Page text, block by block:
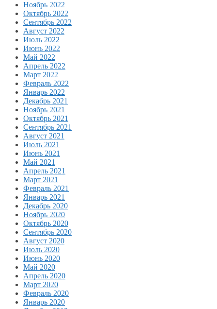
Ноябрь 2022
Октябрь 2022
Сентябрь 2022
Август 2022
Июль 2022
Июнь 2022
Май 2022
Апрель 2022
Март 2022
Февраль 2022
Январь 2022
Декабрь 2021
Ноябрь 2021
Октябрь 2021
Сентябрь 2021
Август 2021
Июль 2021
Июнь 2021
Май 2021
Апрель 2021
Март 2021
Февраль 2021
Январь 2021
Декабрь 2020
Ноябрь 2020
Октябрь 2020
Сентябрь 2020
Август 2020
Июль 2020
Июнь 2020
Май 2020
Апрель 2020
Март 2020
Февраль 2020
Январь 2020